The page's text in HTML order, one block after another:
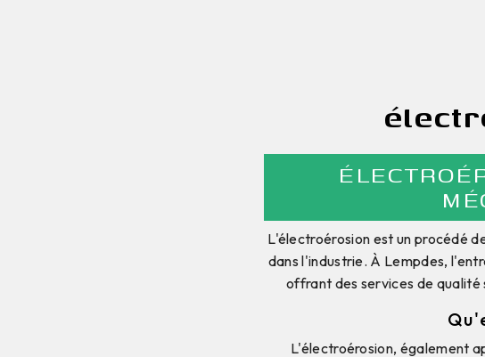
L'électroérosion est un procédé
dans l'industrie. À Lempdes,
offrant des services de qualité
L'électroérosion, également